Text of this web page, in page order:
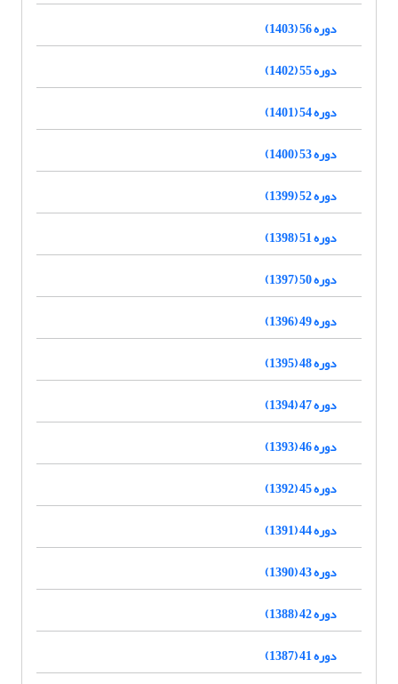
دوره 56 (1403)
دوره 55 (1402)
دوره 54 (1401)
دوره 53 (1400)
دوره 52 (1399)
دوره 51 (1398)
دوره 50 (1397)
دوره 49 (1396)
دوره 48 (1395)
دوره 47 (1394)
دوره 46 (1393)
دوره 45 (1392)
دوره 44 (1391)
دوره 43 (1390)
دوره 42 (1388)
دوره 41 (1387)